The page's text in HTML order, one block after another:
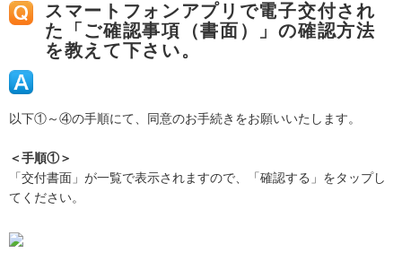
スマートフォンアプリで電子交付され
た「ご確認事項（書面）」の確認方法
を教えて下さい。
以下①～④の手順にて、同意のお手続きをお願いいたします。
＜手順①＞
「交付書面」が一覧で表示されますので、「確認する」をタップし
てください。